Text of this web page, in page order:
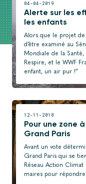
04-04-2019
Alerte sur les
les enfants
Alors que le projet de
d’être examiné au
Mondiale de la
Respire, et le WWF
enfant, un air pur !”
12-11-2018
Pour une zone
Grand Paris
Avant un vote
Grand Paris qui se
Réseau Action
maires pour